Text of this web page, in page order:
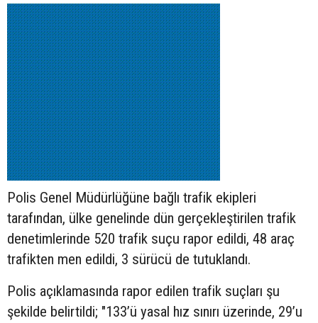
Polis Genel Müdürlüğüne bağlı trafik ekipleri
tarafından, ülke genelinde dün gerçekleştirilen trafik
denetimlerinde 520 trafik suçu rapor edildi, 48 araç
trafikten men edildi, 3 sürücü de tutuklandı.
Polis açıklamasında rapor edilen trafik suçları şu
şekilde belirtildi; "133’ü yasal hız sınırı üzerinde, 29’u